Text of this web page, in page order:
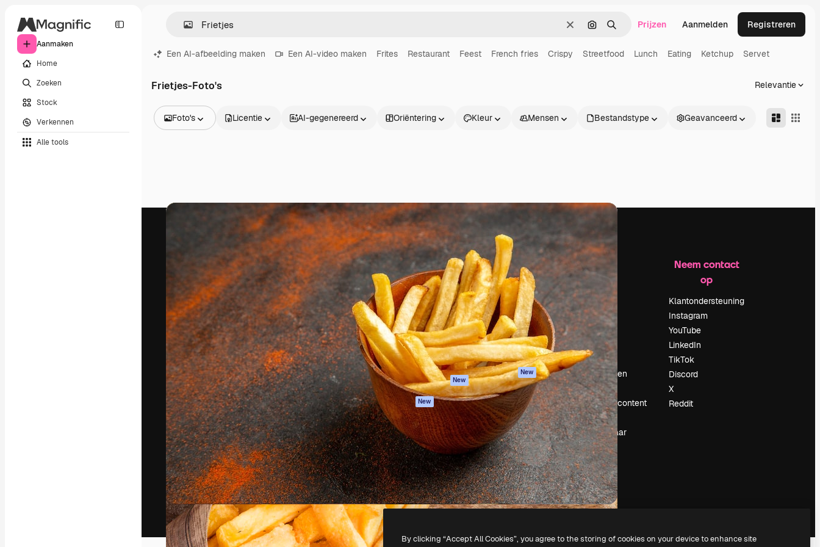
Aanmaken
Home
Zoeken
Stock
Verkennen
Alle tools
WissenZoeken op afbeelding
ZoekenPrijzen Aanmelden Registreren
Een AI-afbeelding maken Een AI-video maken Frites Restaurant Feest French fries Crispy Streetfood Lunch Eating Ketchup Servet
Frietjes-Foto's Relevantie
Foto's
Video's
Dynamische afbeeldingen
3D-modellen
Lettertypen
Licentie AI-gegenereerd Oriëntering Kleur Mensen Bestandstype Geavanceerd
Het creatieve platform om je beste werk te
creëren. Meer dan 1 miljoen abonnees
onder creatievelingen, ondernemingen,
bureaus en studio's.
Nederlands
Producten
Spaces
AI-assistent
AI Image Generator
AI Video Generator
AI Voice Generator
Stockcontent
MCP voor
Claude/ChatGPT
New
Agenten New
API
Mobiele app
Alle Magnific-tools
Aan de slag
Academy
Documentatie
Ondersteuning
Algemene
voorwaarden
Privacybeleid
Originelen New
Cookiebeleid
Vertrouwenscentrum
Partners
Onderneming
Bedrijf
Prijzen
Over ons
Reviews
Vacatures
Zoektrends
Blog
Evenementen
Slidesgo
Verkoop je content
Perszaal
Op zoek naar
magnific.ai
Neem contact
op
Klantondersteuning
Instagram
YouTube
LinkedIn
TikTok
Discord
X
Reddit
Copyright © 2010-2026Freepik Company S.L.U. Alle rechten voorbehouden.
By clicking “Accept All Cookies”, you agree to the storing of cookies on your device to enhance site